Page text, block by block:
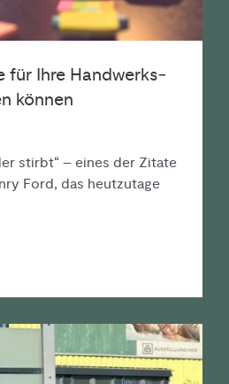
für Ihre Handwerks­­
können
stirbt“ – eines der Zitate
Ford, das heutzutage